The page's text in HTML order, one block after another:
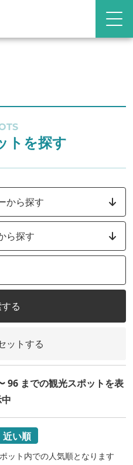
トを探す
から探す
ら探す
る
ットする
96 までの観光スポットを表
近い順
ット内での人気順となります